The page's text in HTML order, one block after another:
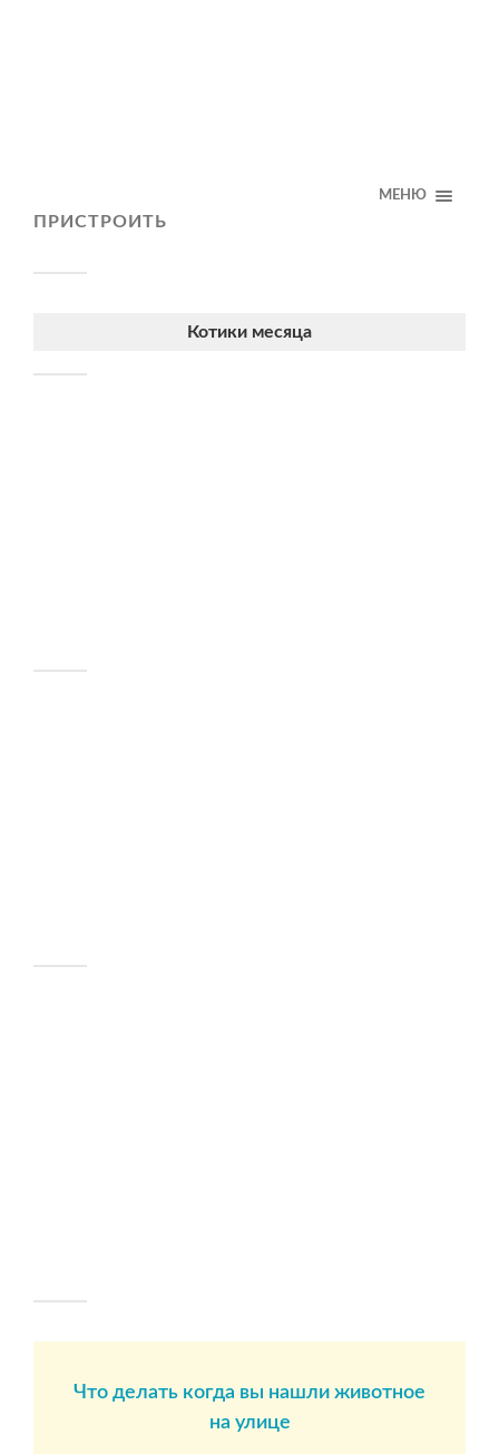
МЕНЮ
ПРИСТРОИТЬ
Котики месяца
Что делать когда вы нашли животное
на улице